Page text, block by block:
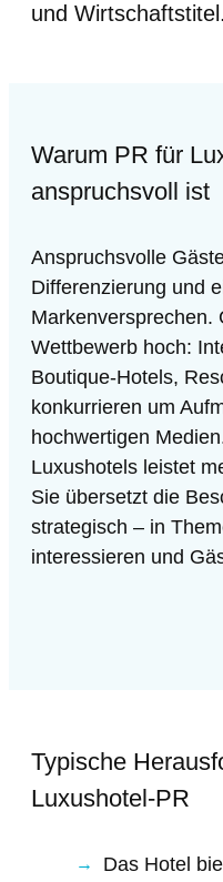
und Wirtschaftstitel.
Warum PR für
anspruchsvoll ist
Anspruchsvolle
Differenzierung und
Markenversprechen.
Wettbewerb hoch:
Boutique-Hotels,
konkurrieren um
hochwertigen
Luxushotels leistet
Sie übersetzt die
strategisch – in
interessieren und
Typische
Luxushotel-PR
Das Hotel